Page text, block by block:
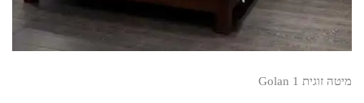
מיטה זוגית Golan 1